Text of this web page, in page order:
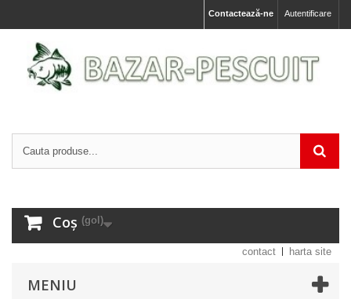
Autentificare
Contactează-ne
Coș (gol)
contact harta site
MENIU